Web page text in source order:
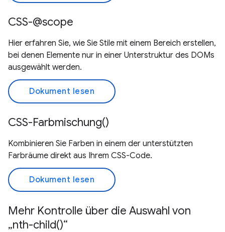
CSS-@scope
Hier erfahren Sie, wie Sie Stile mit einem Bereich erstellen,
bei denen Elemente nur in einer Unterstruktur des DOMs
ausgewählt werden.
Dokument lesen
CSS-Farbmischung()
Kombinieren Sie Farben in einem der unterstützten
Farbräume direkt aus Ihrem CSS-Code.
Dokument lesen
Mehr Kontrolle über die Auswahl von
„nth-child()“